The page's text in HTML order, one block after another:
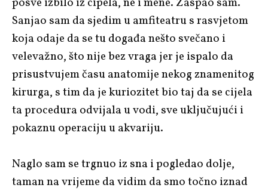
Sanjao sam da sjedim u amfiteatru s rasvjetom
koja odaje da se tu događa nešto svečano i
velevažno, što nije bez vraga jer je ispalo da
prisustvujem času anatomije nekog znamenitog
kirurga, s tim da je kuriozitet bio taj da se cijela
ta procedura odvijala u vodi, sve uključujući i
pokaznu operaciju u akvariju.
Naglo sam se trgnuo iz sna i pogledao dolje,
taman na vrijeme da vidim da smo točno iznad